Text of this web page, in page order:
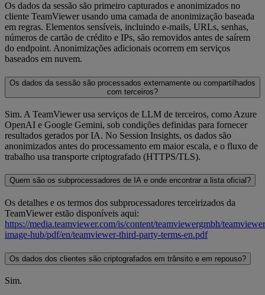
Os dados da sessão são primeiro capturados e anonimizados no
cliente TeamViewer usando uma camada de anonimização baseada
em regras. Elementos sensíveis, incluindo e-mails, URLs, senhas,
números de cartão de crédito e IPs, são removidos antes de saírem
do endpoint. Anonimizações adicionais ocorrem em serviços
baseados em nuvem.
Os dados da sessão são processados externamente ou compartilhados
com terceiros?
Sim. A TeamViewer usa serviços de LLM de terceiros, como Azure
OpenAI e Google Gemini, sob condições definidas para fornecer
resultados gerados por IA. No Session Insights, os dados são
anonimizados antes do processamento em maior escala, e o fluxo de
trabalho usa transporte criptografado (HTTPS/TLS).
Quem são os subprocessadores de IA e onde encontrar a lista oficial?
Os detalhes e os termos dos subprocessadores terceirizados da
TeamViewer estão disponíveis aqui:
https://media.teamviewer.com/is/content/teamviewergmbh/
image-hub/pdf/en/teamviewer-third-party-terms-en.pdf
Os dados dos clientes são criptografados em trânsito e em repouso?
Sim.